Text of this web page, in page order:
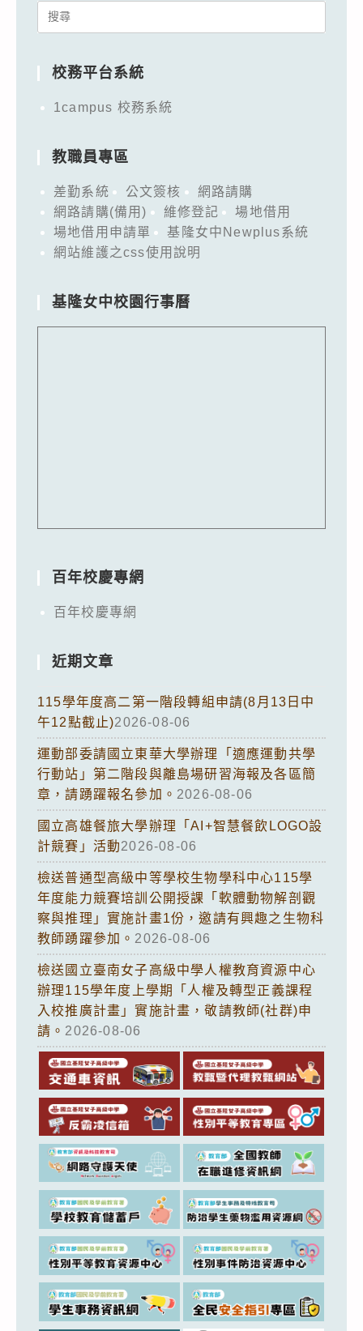
Search
校務平台系統
1campus 校務系統
教職員專區
差勤系統 公文簽核
網路請購
網路請購(備用)
維修登記
場地借用
場地借用申請單
基隆女中Newplus系統
網站維護之css使用說明
基隆女中校園行事曆
百年校慶專網
百年校慶專網
近期文章
115學年度高二第一階段轉組申請(8月13日中
午12點截止)2026-08-06
運動部委請國立東華大學辦理「適應運動共學
行動站」第二階段與離島場研習海報及各區簡
章，請踴躍報名參加。 2026-08-06
國立高雄餐旅大學辦理「AI+智慧餐飲LOGO設
計競賽」活動2026-08-06
檢送普通型高級中等學校生物學科中心115學
年度能力競賽培訓公開授課「軟體動物解剖觀
察與推理」實施計畫1份，邀請有興趣之生物科
教師踴躍參加。 2026-08-06
檢送國立臺南女子高級中學人權教育資源中心
辦理115學年度上學期「人權及轉型正義課程
入校推廣計畫」實施計畫，敬請教師(社群)申
請。 2026-08-06